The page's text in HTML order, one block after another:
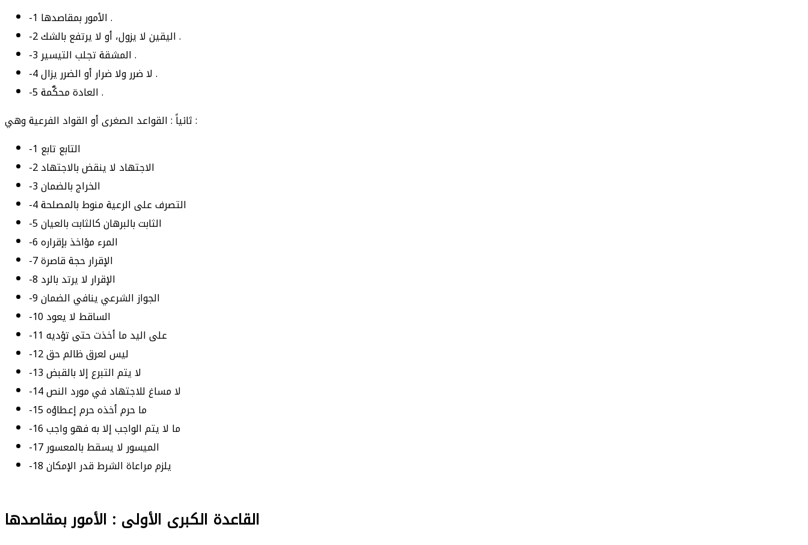
-1 ﺍﻷﻣﻮﺭ ﺑﻤﻘﺎﺻﺪﻫﺎ .
-2 ﺍﻟﻴﻘﻴﻦ ﻻ ﻳﺰﻭﻝ، ﺃﻭ ﻻ ﻳﺮﺗﻔﻊ ﺑﺎﻟﺸﻚ .
-3 ﺍﻟﻤﺸﻘﺔ ﺗﺠﻠﺐ ﺍﻟﺘﻴﺴﻴﺮ .
-4 ﻻ ﺿﺮﺭ ﻭﻻ ﺿﺮﺍﺭ ﺃﻭ ﺍﻟﻀﺮﺭ ﻳﺰﺍﻝ .
-5 ﺍﻟﻌﺎﺩﺓ ﻣﺤﻜَّﻤﺔ .
ﺛﺎﻧﻴﺎً : ﺍﻟﻘﻮﺍﻋﺪ ﺍﻟﺼﻐﺮﻯ ﺃﻭ ﺍﻟﻘﻮﺍﺩ ﺍﻟﻔﺮﻋﻴﺔ ﻭﻫﻲ :
-1 ﺍﻟﺘﺎﺑﻊ ﺗﺎﺑﻊ
-2 ﺍﻻﺟﺘﻬﺎﺩ ﻻ ﻳﻨﻘﺾ ﺑﺎﻻﺟﺘﻬﺎﺩ
-3 ﺍﻟﺨﺮﺍﺝ ﺑﺎﻟﻀﻤﺎﻥ
-4 ﺍﻟﺘﺼﺮﻑ ﻋﻠﻰ ﺍﻟﺮﻋﻴﺔ ﻣﻨﻮﻁ ﺑﺎﻟﻤﺼﻠﺤﺔ
-5 ﺍﻟﺜﺎﺑﺖ ﺑﺎﻟﺒﺮﻫﺎﻥ ﻛﺎﻟﺜﺎﺑﺖ ﺑﺎﻟﻌﻴﺎﻥ
-6 ﺍﻟﻤﺮﺀ ﻣﺆﺍﺧﺬ ﺑﺈﻗﺮﺍﺭﻩ
-7 ﺍﻹﻗﺮﺍﺭ ﺣﺠﺔ ﻗﺎﺻﺮﺓ
-8 ﺍﻹﻗﺮﺍﺭ ﻻ ﻳﺮﺗﺪ ﺑﺎﻟﺮﺩ
-9 ﺍﻟﺠﻮﺍﺯ ﺍﻟﺸﺮﻋﻲ ﻳﻨﺎﻓﻲ ﺍﻟﻀﻤﺎﻥ
-10 ﺍﻟﺴﺎﻗﻂ ﻻ ﻳﻌﻮﺩ
-11 ﻋﻠﻰ ﺍﻟﻴﺪ ﻣﺎ ﺃﺧﺬﺕ ﺣﺘﻰ ﺗﺆﺩﻳﻪ
-12 ﻟﻴﺲ ﻟﻌﺮﻕ ﻇﺎﻟﻢ ﺣﻖ
-13 ﻻ ﻳﺘﻢ ﺍﻟﺘﺒﺮﻉ ﺇﻻ ﺑﺎﻟﻘﺒﺾ
-14 ﻻ ﻣﺴﺎﻍ ﻟﻼﺟﺘﻬﺎﺩ ﻓﻲ ﻣﻮﺭﺩ ﺍﻟﻨﺺ
-15 ﻣﺎ ﺣﺮﻡ ﺃﺧﺬﻩ ﺣﺮﻡ ﺇﻋﻄﺎﺅﻩ
-16 ﻣﺎ ﻻ ﻳﺘﻢ ﺍﻟﻮﺍﺟﺐ ﺇﻻ ﺑﻪ ﻓﻬﻮ ﻭﺍﺟﺐ
-17 ﺍﻟﻤﻴﺴﻮﺭ ﻻ ﻳﺴﻘﻂ ﺑﺎﻟﻤﻌﺴﻮﺭ
-18 ﻳﻠﺰﻡ ﻣﺮﺍﻋﺎﺓ ﺍﻟﺸﺮﻁ ﻗﺪﺭ ﺍﻹﻣﻜﺎﻥ
ﺍﻟﻘﺎﻋﺪﺓ ﺍﻟﻜﺒﺮﻯ ﺍﻷﻭﻟﻰ : ﺍﻷﻣﻮﺭ ﺑﻤﻘﺎﺻﺪﻫﺎ